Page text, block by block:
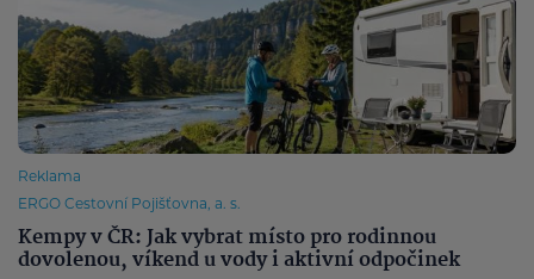
Reklama
ERGO Cestovní Pojišťovna, a. s.
Kempy v ČR: Jak vybrat místo pro rodinnou
dovolenou, víkend u vody i aktivní odpočinek